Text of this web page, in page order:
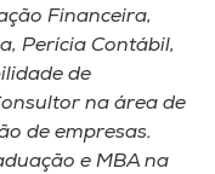
Financeira,
Perícia Contábil,
de
na área de
de empresas.
e MBA na